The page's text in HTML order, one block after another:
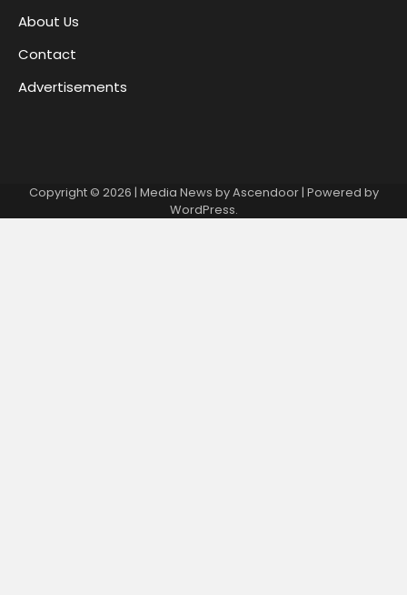
About Us
Contact
Advertisements
Copyright © 2026 | Media News byAscendoor| Powered by
WordPress.